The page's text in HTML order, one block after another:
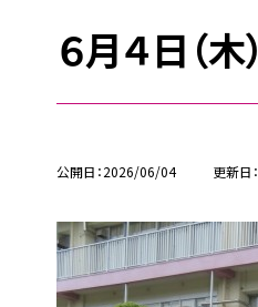
６月４日（
公開日 2026/06/04 更新日